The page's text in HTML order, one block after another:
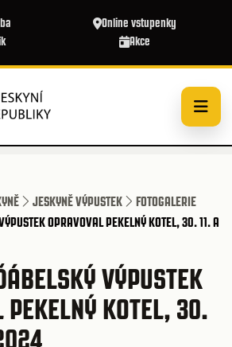
Online vstupenky
Akce
JESKYNĚ VÝPUSTEK
FOTOGALERIE
OPRAVOVAL PEKELNÝ KOTEL, 30. 11. A
VÝPUSTEK
PEKELNÝ KOTEL, 30.